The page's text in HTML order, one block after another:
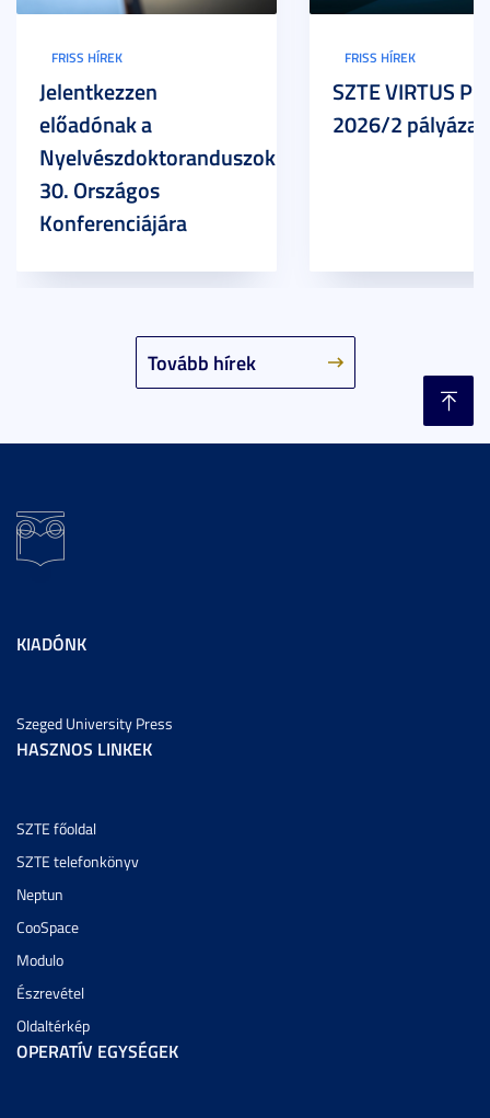
Tovább hírek
FRISS HÍREK
Jelentkezzen
előadónak a
Nyelvészdoktoranduszok
30. Országos
Konferenciájára
FRISS HÍREK
SZTE VIRTUS
2026/2
KIADÓNK
Szeged University Press
HASZNOS LINKEK
SZTE főoldal
SZTE telefonkönyv
Neptun
CooSpace
Modulo
Észrevétel
Oldaltérkép
OPERATÍV EGYSÉGEK